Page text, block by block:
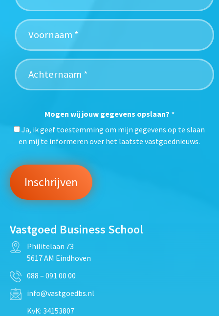
Mogen wij jouw gegevens opslaan? *
Ja, ik geef toestemming om mijn gegevens op te slaan
en mij te informeren over het laatste vastgoednieuws.
Vastgoed Business School
Philitelaan 73
5617 AM Eindhoven
088 – 091 00 00
info@vastgoedbs.nl
KvK: 34153807